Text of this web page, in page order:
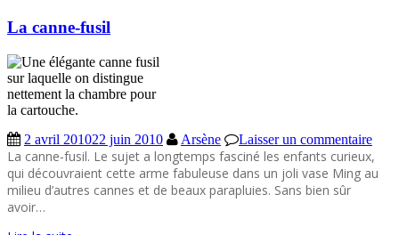
La canne-fusil
2 avril 201022 juin 2010 Arsène Laisser un commentaire
La canne-fusil. Le sujet a longtemps fasciné les enfants curieux,
qui découvraient cette arme fabuleuse dans un joli vase Ming au
milieu d’autres cannes et de beaux parapluies. Sans bien sûr
avoir…